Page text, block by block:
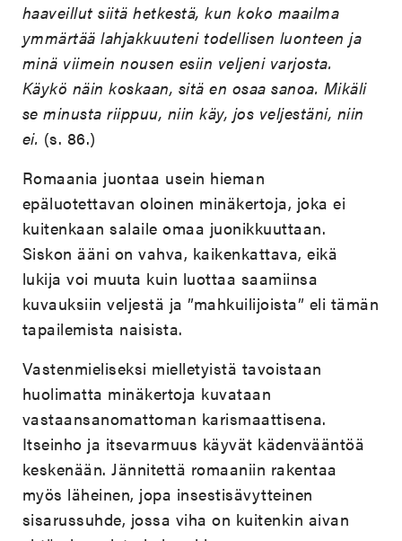
haaveillut siitä hetkestä, kun koko maailma
ymmärtää lahjakkuuteni todellisen luonteen ja
minä viimein nousen esiin veljeni varjosta.
Käykö näin koskaan, sitä en osaa sanoa. Mikäli
se minusta riippuu, niin käy, jos veljestäni, niin
ei. (s. 86.)
Romaania juontaa usein hieman
epäluotettavan oloinen minäkertoja, joka ei
kuitenkaan salaile omaa juonikkuuttaan.
Siskon ääni on vahva, kaikenkattava, eikä
lukija voi muuta kuin luottaa saamiinsa
kuvauksiin veljestä ja ”mahkuilijoista” eli tämän
tapailemista naisista.
Vastenmieliseksi mielletyistä tavoistaan
huolimatta minäkertoja kuvataan
vastaansanomattoman karismaattisena.
Itseinho ja itsevarmuus käyvät kädenvääntöä
keskenään. Jännitettä romaaniin rakentaa
myös läheinen, jopa insestisävytteinen
sisarussuhde, jossa viha on kuitenkin aivan